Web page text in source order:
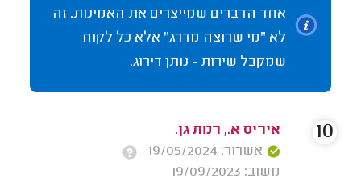
אחד הדברים שמייצרים את האמינות. זה
לא "מי שרוצה מדרג" אלא כל לקוח
שמקבל שירות - נותן דירוג.
איריס א., רמת גן.
אשרור: 19/05/2024
משוב: 19/09/2023
10